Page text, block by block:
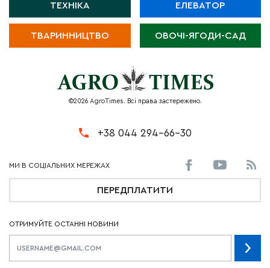
ТЕХНІКА ЕЛЕВАТОР
ТВАРИННИЦТВО ОВОЧІ-ЯГОДИ-САД
©2026 AgroTimes. Всі права застережено.
+38 044 294-66-30
ПЕРЕДПЛАТИТИ
ОТРИМУЙТЕ ОСТАННІ НОВИНИ